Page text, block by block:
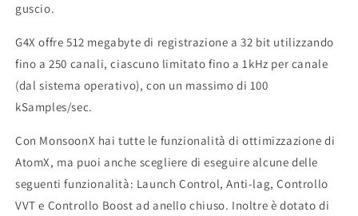
guscio.
G4X offre 512 megabyte di registrazione a 32 bit utilizzando
fino a 250 canali, ciascuno limitato fino a 1kHz per canale
(dal sistema operativo), con un massimo di 100
kSamples/sec.
Con MonsoonX hai tutte le funzionalità di ottimizzazione di
AtomX, ma puoi anche scegliere di eseguire alcune delle
seguenti funzionalità: Launch Control, Anti-lag, Controllo
VVT e Controllo Boost ad anello chiuso. Inoltre è dotato di